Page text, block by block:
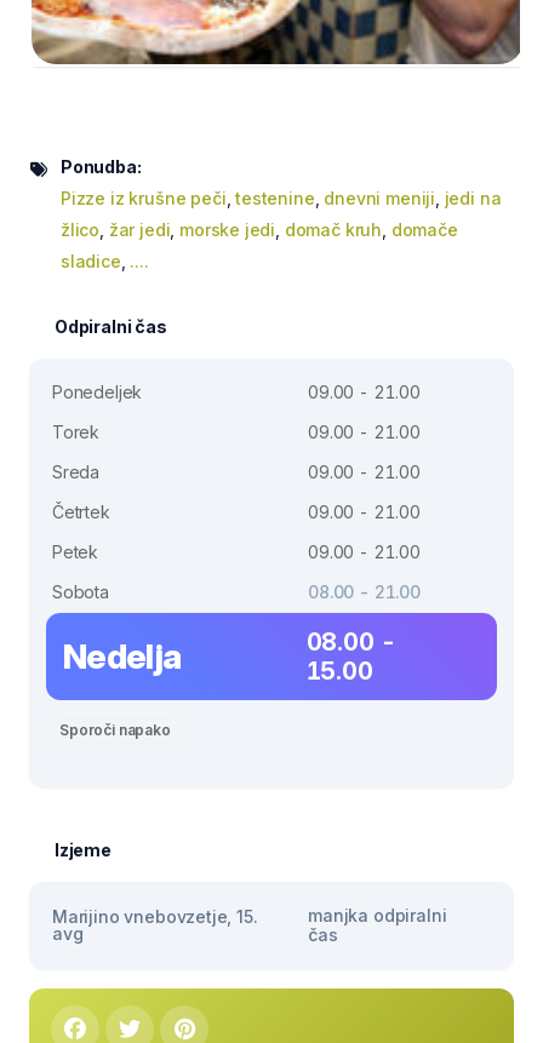
Ponudba:
Pizze iz krušne peči ,testenine dnevni meniji jedi na
žlico žar jedi morske jedi domač kruh domače
sladice ....
Odpiralni čas
Ponedeljek
09.00 - 21.00
Torek
09.00 - 21.00
Sreda
09.00 - 21.00
Četrtek
09.00 - 21.00
Petek
09.00 - 21.00
Sobota
08.00 - 21.00
Nedelja
08.00 -
15.00
Sporoči napako
Izjeme
Marijino vnebovzetje, 15.
avg
manjka odpiralni
čas